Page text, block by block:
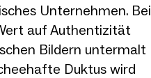
Unternehmen. Bei
auf Authentizität
Bildern untermalt
Duktus wird